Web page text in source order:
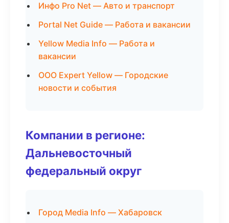
Инфо Pro Net — Авто и транспорт
Portal Net Guide — Работа и вакансии
Yellow Media Info — Работа и
вакансии
ООО Expert Yellow — Городские
новости и события
Компании в регионе:
Дальневосточный
федеральный округ
Город Media Info — Хабаровск